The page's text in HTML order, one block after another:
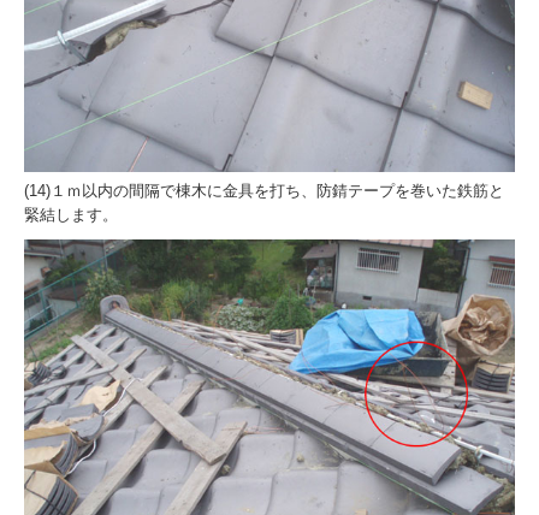
(14)１ｍ以内の間隔で棟木に金具を打ち、防錆テープを巻いた鉄筋と
緊結します。